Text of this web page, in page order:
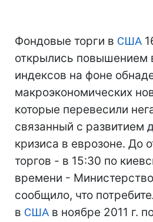
Фондовые торги в США
открылись повышением
индексов на фоне
макроэкономических
которые перевесили
связанный с развитием
кризиса в еврозоне. До
торгов - в 15:30 по
времени -
сообщило, что
в США в ноябре 2011 г.